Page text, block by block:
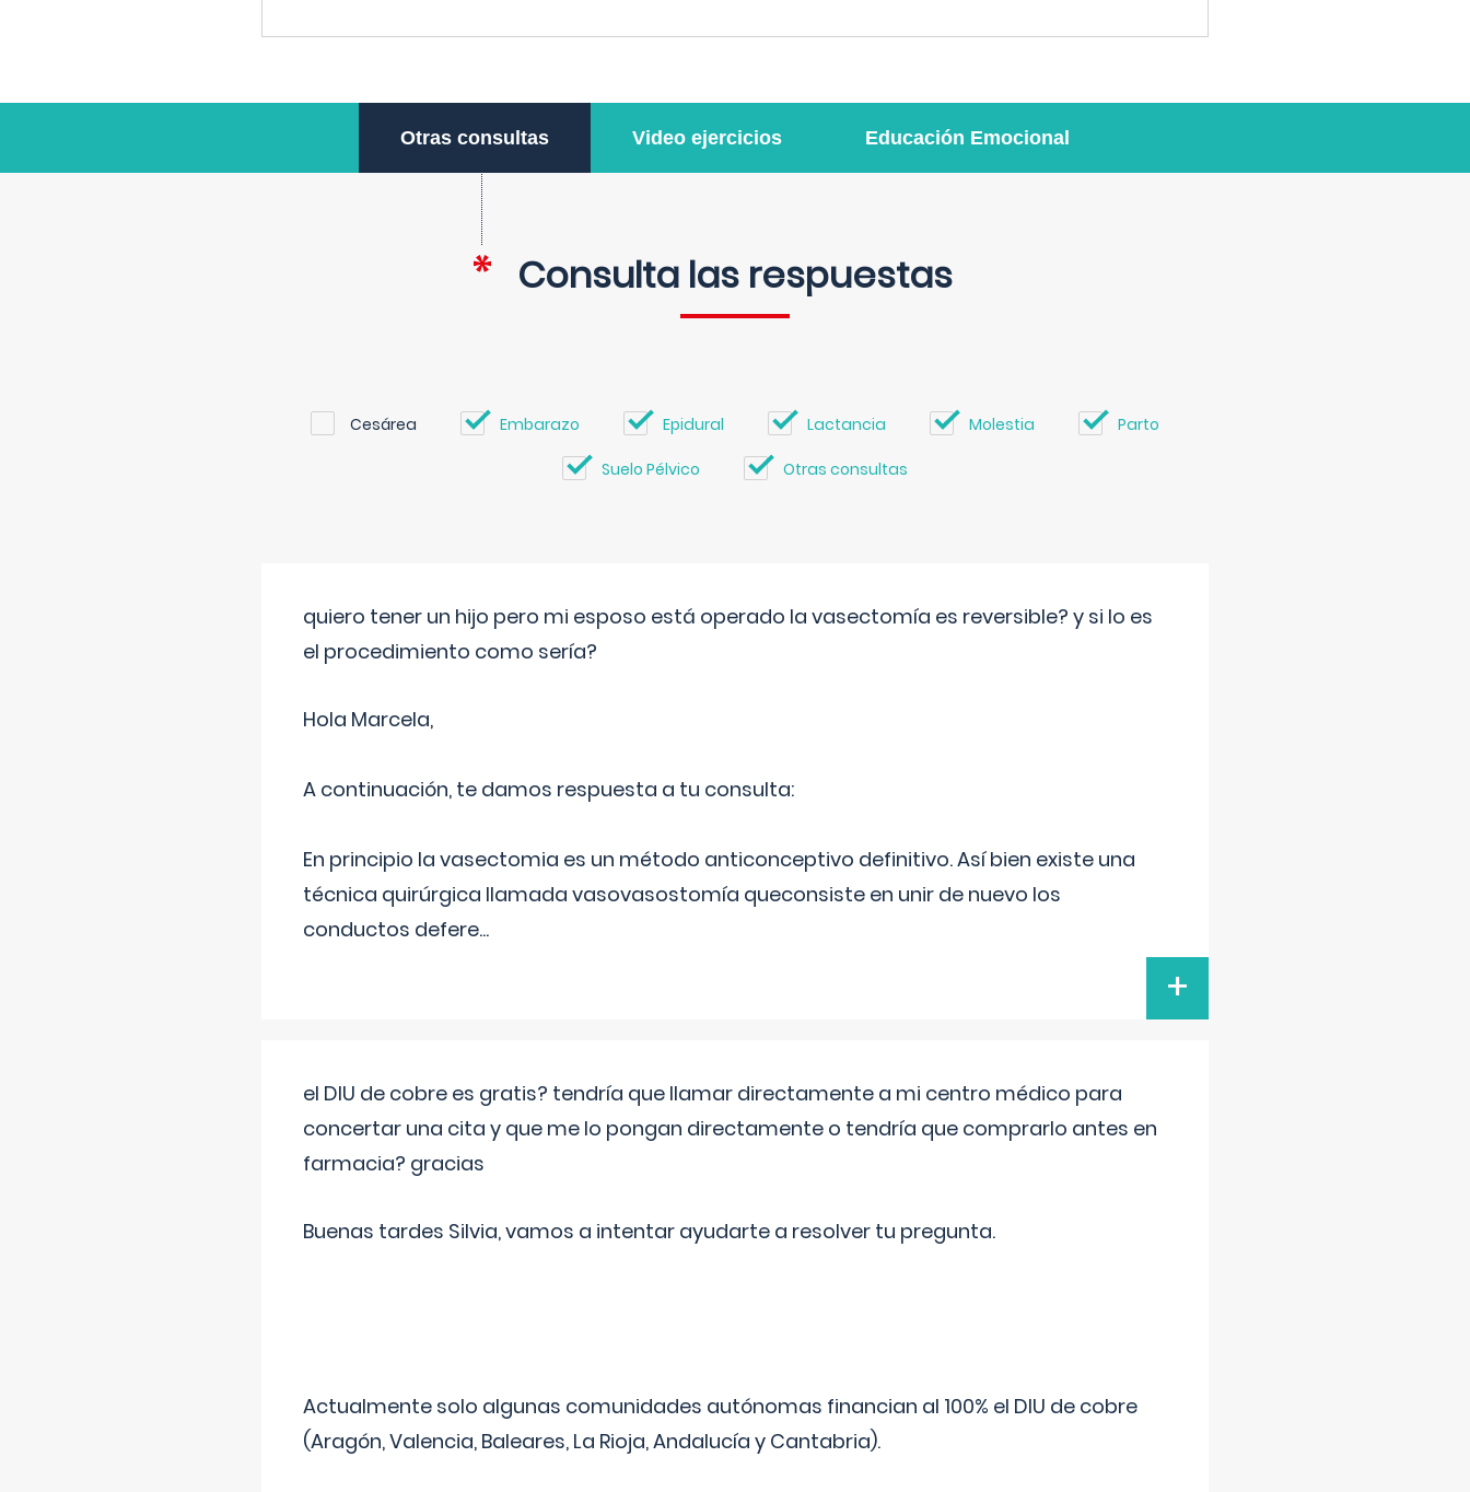
Otras consultas Video ejercicios Educación Emocional
Consulta las respuestas
Cesárea Embarazo Epidural Lactancia Molestia Parto
Suelo Pélvico Otras consultas
quiero tener un hijo pero mi esposo está operado la vasectomía es reversible? y si lo es
el procedimiento como sería?
Hola Marcela,
A continuación, te damos respuesta a tu consulta:
En principio la vasectomia es un método anticonceptivo definitivo. Así bien existe una
técnica quirúrgica llamada vasovasostomía queconsiste en unir de nuevo los
conductos defere...
+
el DIU de cobre es gratis? tendría que llamar directamente a mi centro médico para
concertar una cita y que me lo pongan directamente o tendría que comprarlo antes en
farmacia? gracias
Buenas tardes Silvia, vamos a intentar ayudarte a resolver tu pregunta.
Actualmente solo algunas comunidades autónomas financian al 100% el DIU de cobre
(Aragón, Valencia, Baleares, La Rioja, Andalucía y Cantabria).